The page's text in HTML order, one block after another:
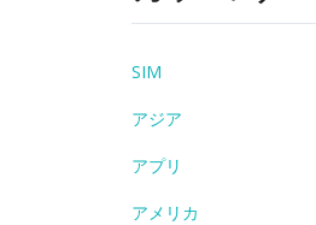
SIM
アジア
アプリ
アメリカ